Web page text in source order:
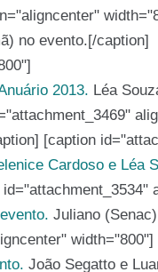
no evento.[/
Léa
[caption
Juliano
width="800"]
João Segatto e